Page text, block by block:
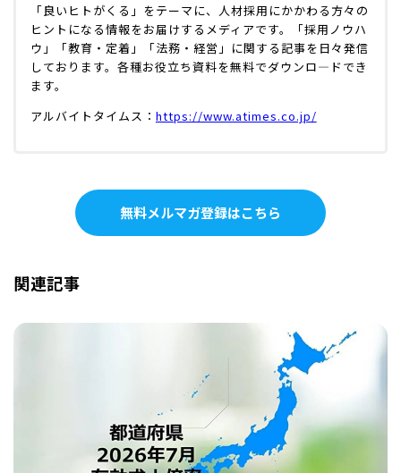
「良いヒトがくる」をテーマに、人材採用にかかわる方々の
ヒントになる情報をお届けするメディアです。「採用ノウハ
ウ」「教育・定着」「法務・経営」に関する記事を日々発信
しております。各種お役立ち資料を無料でダウンロ―ドでき
ます。
アルバイトタイムス： https://www.atimes.co.jp/
無料メルマガ登録はこちら
関連記事